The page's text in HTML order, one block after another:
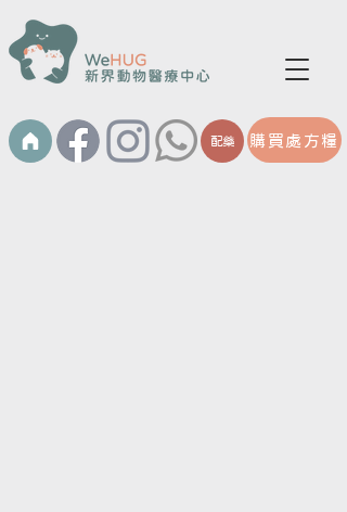
配藥 購買處方糧